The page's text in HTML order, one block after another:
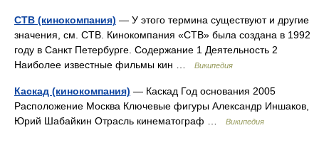
СТВ (кинокомпания) — У этого термина существуют и другие
значения, см. СТВ. Кинокомпания «СТВ» была создана в 1992
году в Санкт Петербурге. Содержание 1 Деятельность 2
Наиболее известные фильмы кин …
Википедия
Каскад (кинокомпания) — Каскад Год основания 2005
Расположение Москва Ключевые фигуры Александр Иншаков,
Юрий Шабайкин Отрасль кинематограф …
Википедия